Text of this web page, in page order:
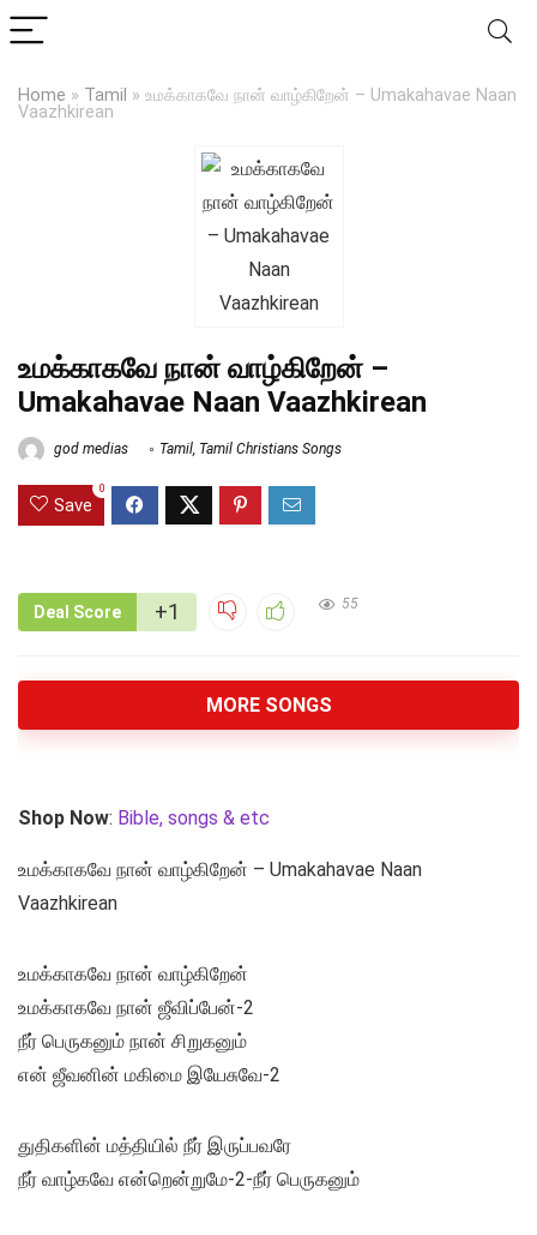
Home » Tamil » உமக்காகவே நான் வாழ்கிறேன் – Umakahavae Naan
Vaazhkirean
உமக்காகவே நான் வாழ்கிறேன் –
Umakahavae Naan Vaazhkirean
god medias Tamil, Tamil Christians Songs
Save
0
Deal Score +1 55
MORE SONGS
Shop Now: Bible, songs & etc
உமக்காகவே நான் வாழ்கிறேன் – Umakahavae Naan
Vaazhkirean
உமக்காகவே நான் வாழ்கிறேன்
உமக்காகவே நான் ஜீவிப்பேன்-2
நீர் பெருகனும் நான் சிறுகனும்
என் ஜீவனின் மகிமை இயேசுவே-2
துதிகளின் மத்தியில் நீர் இருப்பவரே
நீர் வாழ்கவே என்றென்றுமே-2-நீர் பெருகனும்